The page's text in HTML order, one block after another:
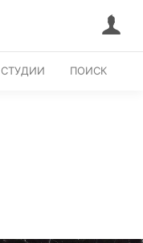
СТУДИИ ПОИСК